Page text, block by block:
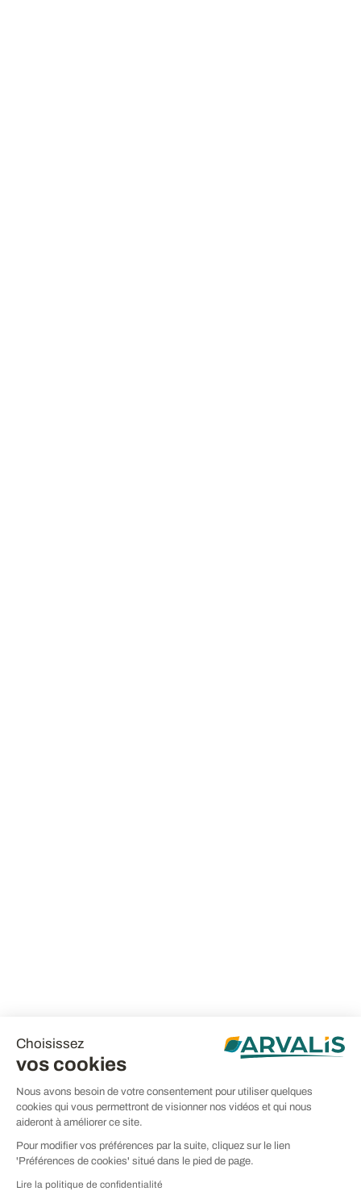
Choisissez
vos cookies
Nous avons besoin de votre consentement pour utiliser quelques
cookies qui vous permettront de visionner nos vidéos et qui nous
aideront à améliorer ce site.
Pour modifier vos préférences par la suite, cliquez sur le lien
'Préférences de cookies' situé dans le pied de page.
Lire la politique de confidentialité